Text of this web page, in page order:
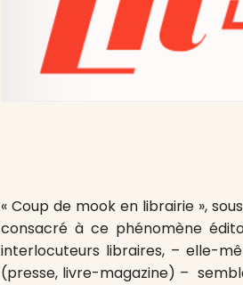
« Coup de mook en librairie »,
consacré à ce phénomène
interlocuteurs libraires, – elle-
(presse, livre-magazine) –